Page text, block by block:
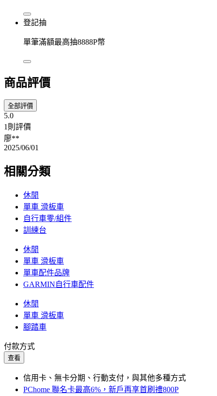
登記抽
單筆滿額最高抽8888P幣
商品評價
全部評價
5.0
1則評價
廖**
2025/06/01
相關分類
休閒
單車 滑板車
自行車零/組件
訓練台
休閒
單車 滑板車
單車配件品牌
GARMIN自行車配件
休閒
單車 滑板車
腳踏車
付款方式
查看
信用卡、無卡分期、行動支付，與其他多種方式
PChome 聯名卡最高6%，新戶再享首刷禮800P